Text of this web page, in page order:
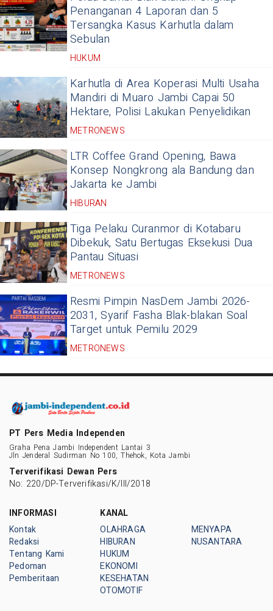
Penanganan 4 Laporan dan 5
Tersangka Kasus Karhutla dalam
Sebulan
HUKUM
Karhutla di Area Koperasi Multi Usaha
Mandiri di Muaro Jambi Capai 50
Hektare, Polisi Lakukan Penyelidikan
METRONEWS
LTR Coffee Grand Opening, Bawa
Konsep Nongkrong ala Bandung dan
Jakarta ke Jambi
HIBURAN
Tiga Pelaku Curanmor di Kotabaru
Dibekuk, Satu Bertugas Eksekusi Dua
Pantau Situasi
METRONEWS
Resmi Pimpin NasDem Jambi 2026-
2031, Syarif Fasha Blak-blakan Soal
Target untuk Pemilu 2029
METRONEWS
PT Pers Media Independen
Graha Pena Jambi Independent Lantai 3
Jln Jenderal Sudirman No 100, Thehok, Kota Jambi
Terverifikasi Dewan Pers
No: 220/DP-Terverifikasi/K/III/2018
INFORMASI
Kontak
Redaksi
Tentang Kami
Pedoman
Pemberitaan
KANAL
OLAHRAGA
HIBURAN
HUKUM
EKONOMI
KESEHATAN
OTOMOTIF
MENYAPA
NUSANTARA